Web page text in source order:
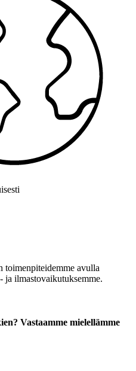
toimenpiteidemme avulla
ja ilmastovaikutuksemme.
Vastaamme mielellämme